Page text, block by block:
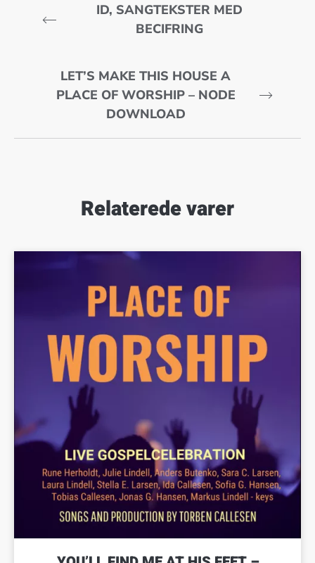
ID, SANGTEKSTER MED
BECIFRING
LET’S MAKE THIS HOUSE A
PLACE OF WORSHIP – NODE
DOWNLOAD
Relaterede varer